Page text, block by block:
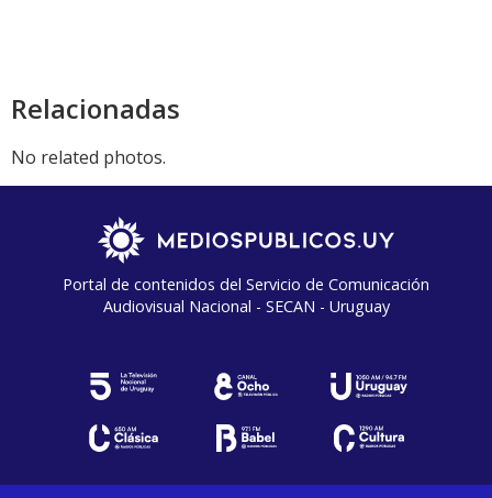
Relacionadas
No related photos.
Portal de contenidos del Servicio de Comunicación
Audiovisual Nacional - SECAN - Uruguay